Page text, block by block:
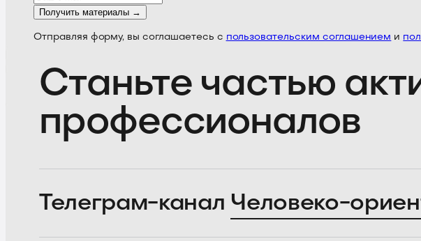
Получить материалы →
Отправляя форму, вы соглашаетесь с пользовательским соглашением и
Станьте частью
профессионалов
Телеграм-канал Человеко-